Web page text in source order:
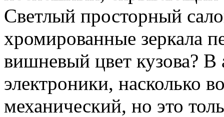
Светлый просторный
хромированные зеркала
вишневый цвет кузова?
электроники, насколько
механический, но это